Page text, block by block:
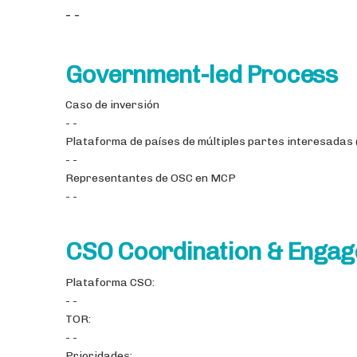
- -
Government-led Process
Caso de inversión
- -
Plataforma de países de múltiples partes interesadas
- -
Representantes de OSC en MCP
- -
CSO Coordination &
Plataforma CSO:
- -
TOR:
- -